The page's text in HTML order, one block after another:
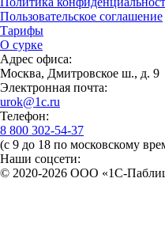
Пользовательское соглашение
Тарифы
О сурке
Адрес офиса:
Москва, Дмитровское ш., д. 9
Электронная почта:
urok@1c.ru
Телефон:
8 800 302-54-37
(с 9 до 18 по московскому
Наши соцсети:
© 2020-2026 OOO «1С-